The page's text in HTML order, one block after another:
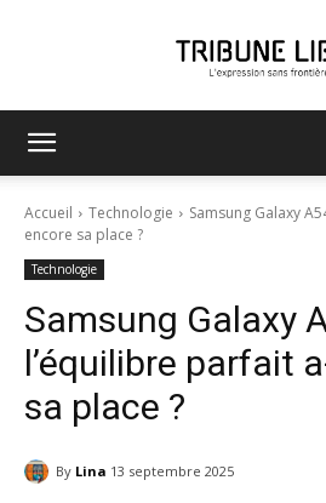
Accueil Technologie
Samsung Galaxy
encore sa place ?
Technologie
Samsung Galaxy
l’équilibre parfait
sa place ?
By Lina 13 septembre 2025